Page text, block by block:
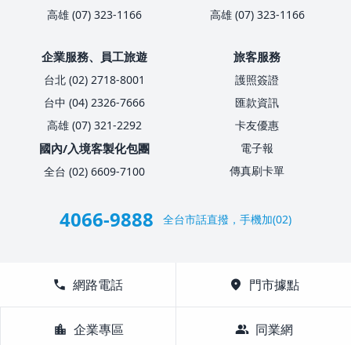
高雄 (07) 323-1166
高雄 (07) 323-1166
企業服務、員工旅遊
台北 (02) 2718-8001
台中 (04) 2326-7666
高雄 (07) 321-2292
國內/入境客製化包團
全台 (02) 6609-7100
旅客服務
護照簽證
匯款資訊
卡友優惠
電子報
傳真刷卡單
4066-9888 全台市話直撥，手機加(02)
call 網路電話 location_on 門市據點
location_city 企業專區 group 同業網